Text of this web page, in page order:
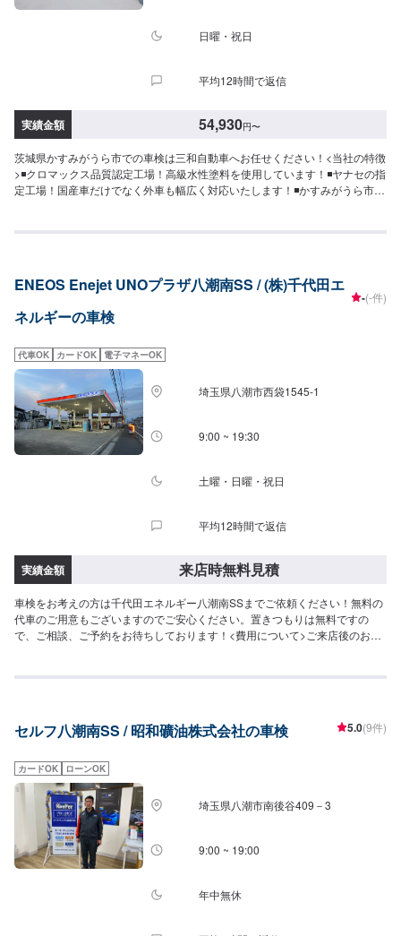
エンジンオイル交換(当社指定オイル5Lまで)5.フラッシング6.オイルエレメン
日曜・祝日
平均12時間で返信
実績金額 54,930円〜
茨城県かすみがうら市での車検は三和自動車へお任せください！<当社の特徴
>◾クロマックス品質認定工場！高級水性塗料を使用しています！◾ヤナセの指
定工場！国産車だけでなく外車も幅広く対応いたします！◾かすみがうら市の
取れない…などのご相談もお気軽にどうぞ！【1】オファーにてお問い合わせ
納期は前後する場合がございます。予めご了承ください。-----代車について---
--無料の代車をご用意しています。お車の作業中は代車をご利用ください。※
代車の燃料代はお客様にご負担いただいております。-----ご来店時の注意、受
の空いているスペースに駐車してください。受付はスタッフへ「メンテモで
予約しました」とお伝えください。ご案内いたします。【定休日・営業時
間】定休日：日曜日、第2土曜日、祝日営業時間：8:30~18:00
ENEOS Enejet UNOプラザ八潮南SS / (株)千代田エ
ネルギーの車検
-(-件)
代車OK カードOK 電子マネーOK
埼玉県八潮市西袋1545-1
9:00 ~ 19:30
土曜・日曜・祝日
平均12時間で返信
実績金額 来店時無料見積
車検をお考えの方は千代田エネルギー八潮南SSまでご依頼ください！無料の
代車のご用意もございますのでご安心ください。置きつもりは無料ですの
で、ご相談、ご予約をお待ちしております！<費用について>ご来店後のお見
セルフ八潮南SS / 昭和礦油株式会社の車検 5.0(9件)
カードOK ローンOK
埼玉県八潮市南後谷409－3
9:00 ~ 19:00
年中無休